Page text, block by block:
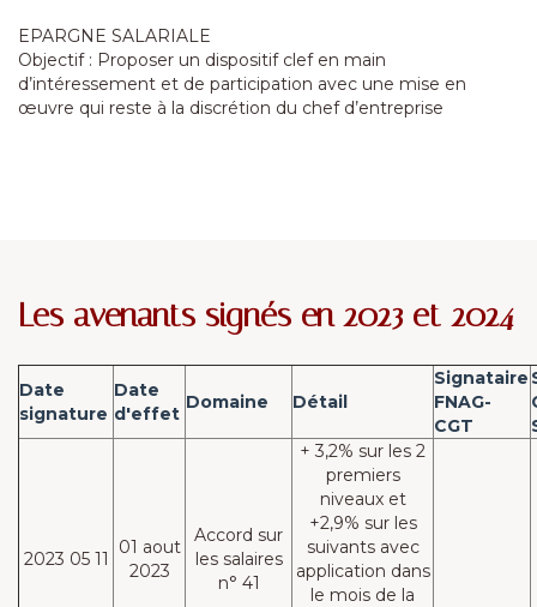
EPARGNE SALARIALE
Objectif : Proposer un dispositif clef en main
d’intéressement et de participation avec une mise en
œuvre qui reste à la discrétion du chef d’entreprise
Les avenants signés en 2023 et 2024
Date
signature
Date
d'effet
Domaine Détail
Signataire
FNAG-
CGT
2023 05 11
01 aout
2023
Accord sur
les salaires
n° 41
+ 3,2% sur les 2
premiers
niveaux et
+2,9% sur les
suivants avec
application dans
le mois de la